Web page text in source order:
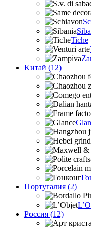
Tiche
Китай (12)
Португалия (2)
Россия (12)